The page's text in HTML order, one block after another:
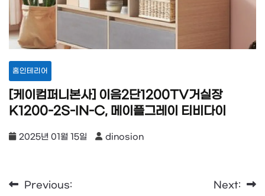
홈인테리어
[케이컴퍼니본사] 이음2단1200TV거실장
K1200-2S-IN-C, 메이플그레이 티비다이
2025년 01월 15일 dinosion
글 Previous: Next: